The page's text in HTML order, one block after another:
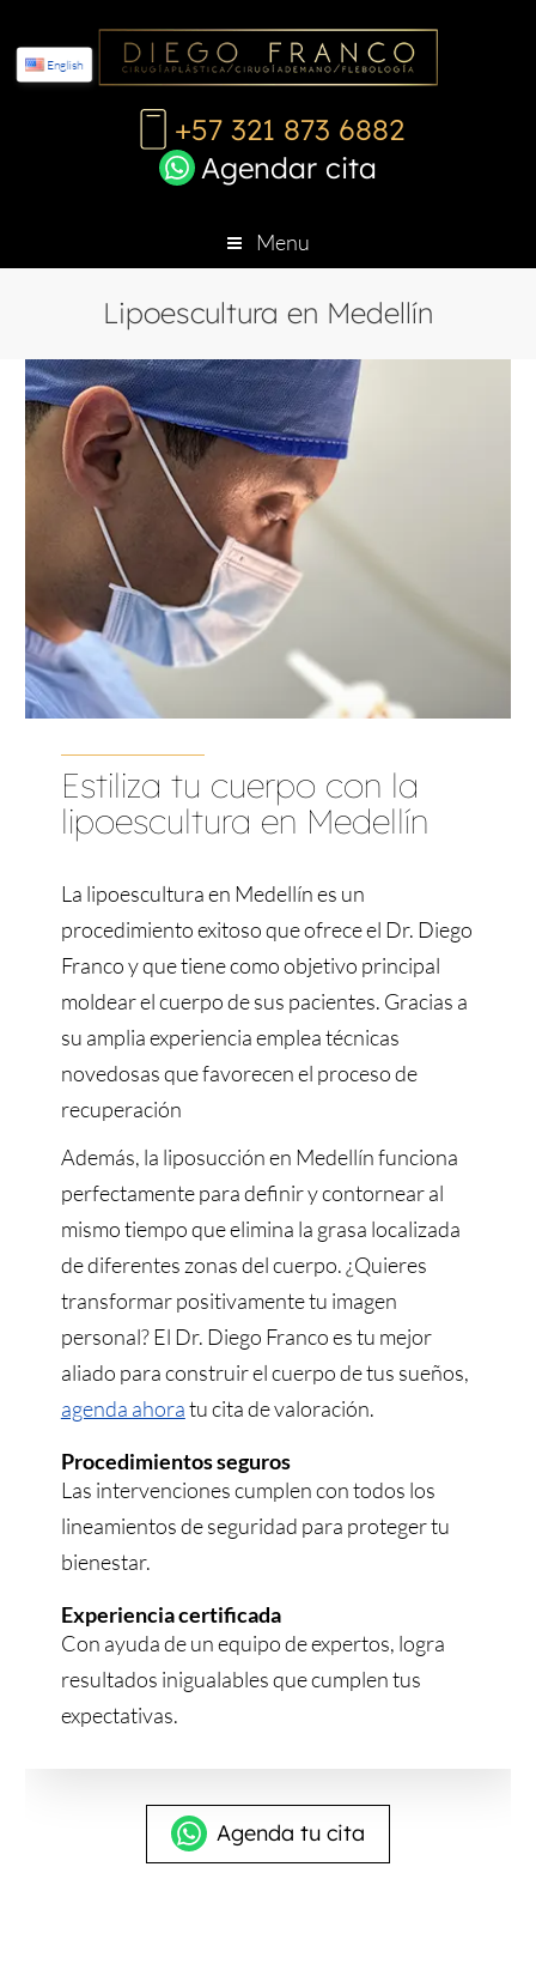
+57 321 873 6882
Agendar cita
English
Menu
Lipoescultura en Medellín
Estiliza tu cuerpo con la
lipoescultura en Medellín
La lipoescultura en Medellín es un
procedimiento exitoso que ofrece el Dr. Diego
Franco y que tiene como objetivo principal
moldear el cuerpo de sus pacientes. Gracias a
su amplia experiencia emplea técnicas
novedosas que favorecen el proceso de
recuperación
Además, la liposucción en Medellín funciona
perfectamente para definir y contornear al
mismo tiempo que elimina la grasa localizada
de diferentes zonas del cuerpo. ¿Quieres
transformar positivamente tu imagen
personal? El Dr. Diego Franco es tu mejor
aliado para construir el cuerpo de tus sueños,
agenda ahoratu cita de valoración.
Procedimientos seguros
Las intervenciones cumplen con todos los
lineamientos de seguridad para proteger tu
bienestar.
Experiencia certificada
Con ayuda de un equipo de expertos, logra
resultados inigualables que cumplen tus
expectativas.
Agenda tu cita